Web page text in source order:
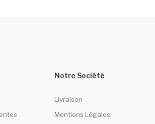
Notre Société
Livraison
Mentions Légales